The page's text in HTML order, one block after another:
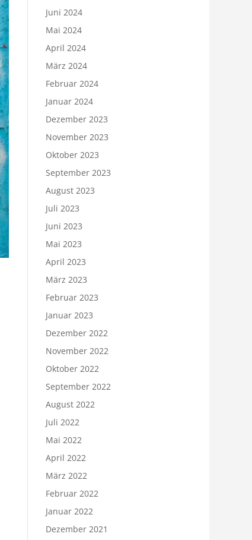
Juni 2024
Mai 2024
April 2024
März 2024
Februar 2024
Januar 2024
Dezember 2023
November 2023
Oktober 2023
September 2023
August 2023
Juli 2023
Juni 2023
Mai 2023
April 2023
März 2023
Februar 2023
Januar 2023
Dezember 2022
November 2022
Oktober 2022
September 2022
August 2022
Juli 2022
Mai 2022
April 2022
März 2022
Februar 2022
Januar 2022
Dezember 2021